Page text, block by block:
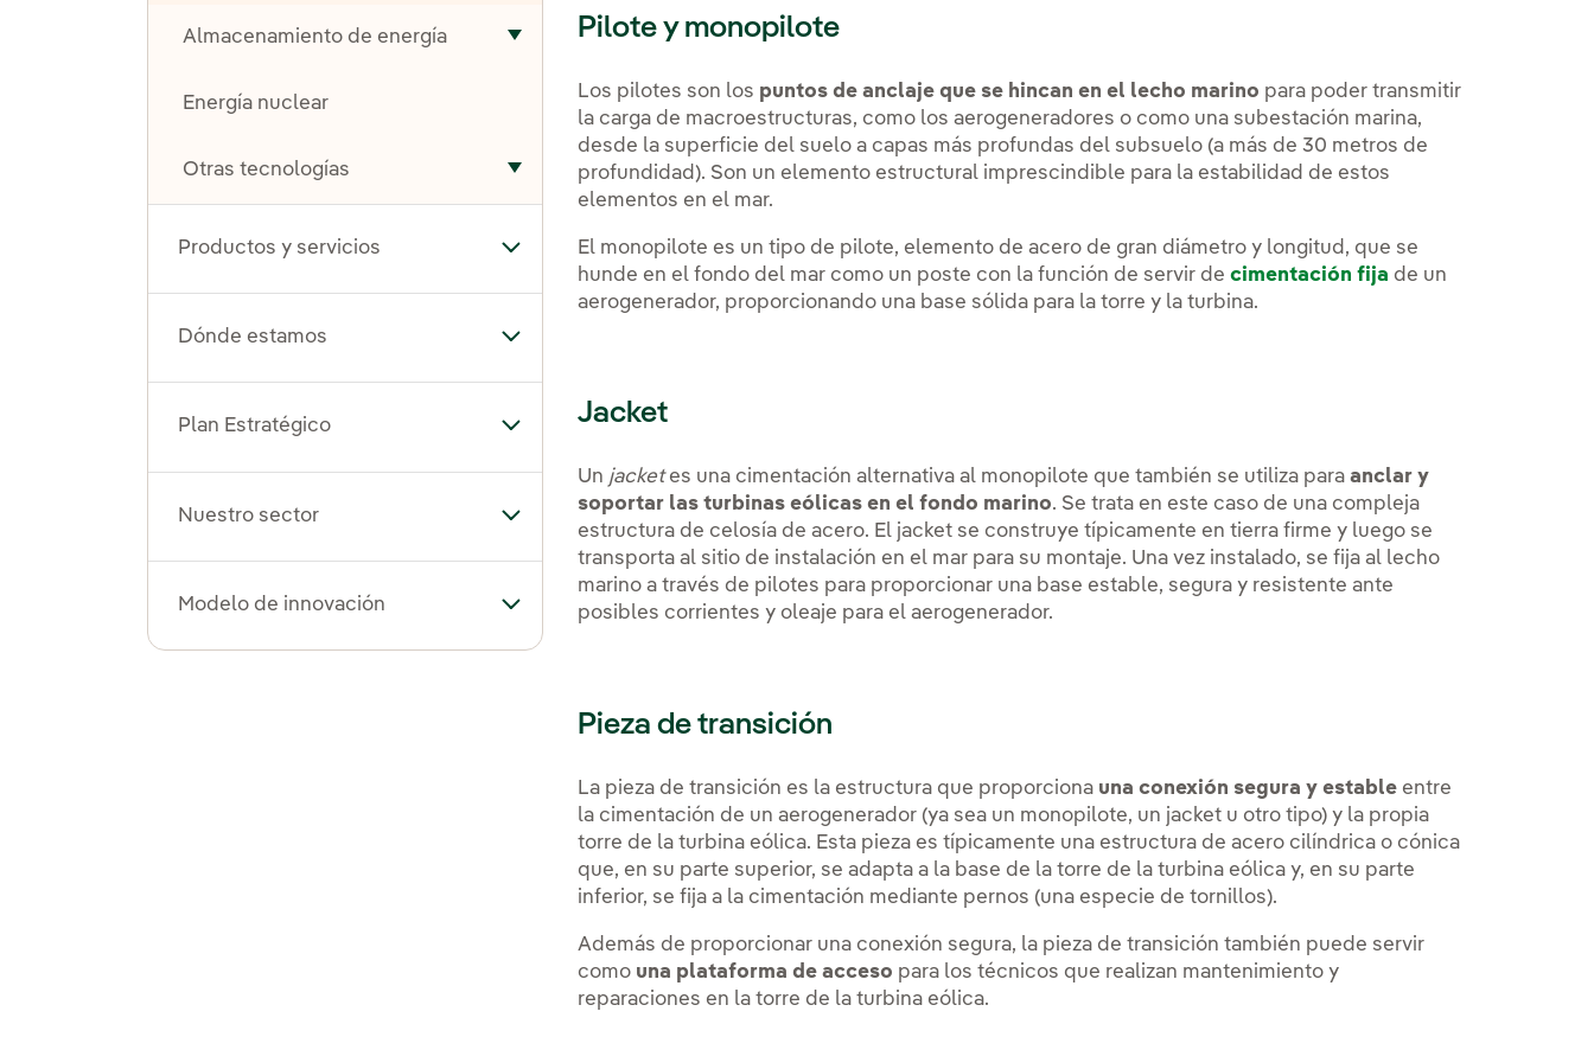
Almacenamiento de energía
Energía nuclear
Otras tecnologías
Alternar el submenú para Otras tecnologías
Productos y servicios Alternar el submenú para Productos y servicios
Dónde estamos Alternar el submenú para Dónde estamos
Plan Estratégico Alternar el submenú para Plan Estratégico
Nuestro sector Alternar el submenú para Nuestro sector
Modelo de innovación Alternar el submenú para Modelo de innovación
Pilote y monopilote
Los pilotes son los puntos de anclaje que se hincan en el lecho marino para poder transmitir
la carga de macroestructuras, como los aerogeneradores o como una subestación marina,
desde la superficie del suelo a capas más profundas del subsuelo (a más de 30 metros de
profundidad). Son un elemento estructural imprescindible para la estabilidad de estos
elementos en el mar.
El monopilote es un tipo de pilote, elemento de acero de gran diámetro y longitud, que se
hunde en el fondo del mar como un poste con la función de servir decimentación fija de un
aerogenerador, proporcionando una base sólida para la torre y la turbina.
Jacket
Un jacketes una cimentación alternativa al monopilote que también se utiliza paraanclar y
soportar las turbinas eólicas en el fondo marino. Se trata en este caso de una compleja
estructura de celosía de acero. El jacket se construye típicamente en tierra firme y luego se
transporta al sitio de instalación en el mar para su montaje. Una vez instalado, se fija al lecho
marino a través de pilotes para proporcionar una base estable, segura y resistente ante
posibles corrientes y oleaje para el aerogenerador.
Pieza de transición
La pieza de transición es la estructura que proporciona una conexión segura y estable entre
la cimentación de un aerogenerador (ya sea un monopilote, un jacket u otro tipo) y la propia
torre de la turbina eólica. Esta pieza es típicamente una estructura de acero cilíndrica o cónica
que, en su parte superior, se adapta a la base de la torre de la turbina eólica y, en su parte
inferior, se fija a la cimentación mediante pernos (una especie de tornillos).
Además de proporcionar una conexión segura, la pieza de transición también puede servir
como una plataforma de acceso para los técnicos que realizan mantenimiento y
reparaciones en la torre de la turbina eólica.